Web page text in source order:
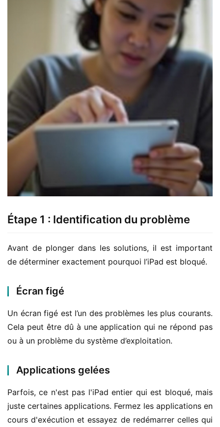
Étape 1 : Identification du problème
Avant de plonger dans les solutions, il est important
de déterminer exactement pourquoi l’iPad est bloqué.
Écran figé
Un écran figé est l’un des problèmes les plus courants.
Cela peut être dû à une application qui ne répond pas
ou à un problème du système d’exploitation.
Applications gelées
Parfois, ce n'est pas l'iPad entier qui est bloqué, mais
juste certaines applications. Fermez les applications en
cours d'exécution et essayez de redémarrer celles qui